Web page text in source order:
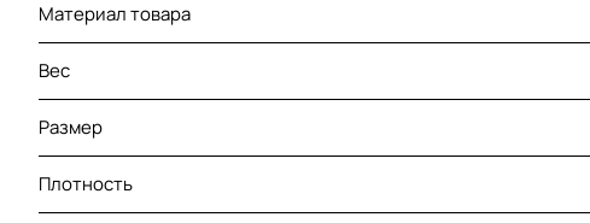
Материал товара
Вес
Размер
Плотность